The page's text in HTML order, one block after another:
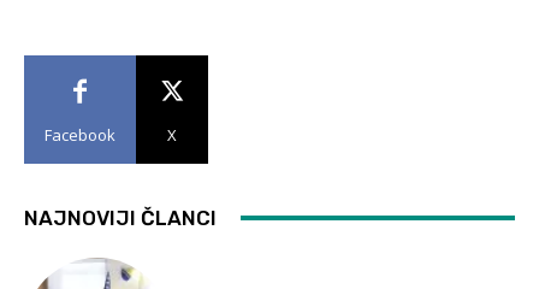
Facebook X
NAJNOVIJI ČLANCI